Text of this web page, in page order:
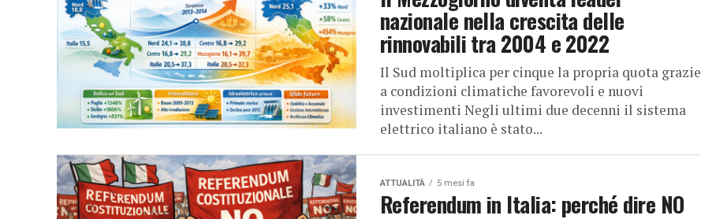
nazionale nella crescita delle
rinnovabili tra 2004 e 2022
Il Sud moltiplica per cinque la propria quota grazie
a condizioni climatiche favorevoli e nuovi
investimenti Negli ultimi due decenni il sistema
elettrico italiano è stato...
ATTUALITÀ 5 mesi fa
Referendum in Italia: perché dire NO